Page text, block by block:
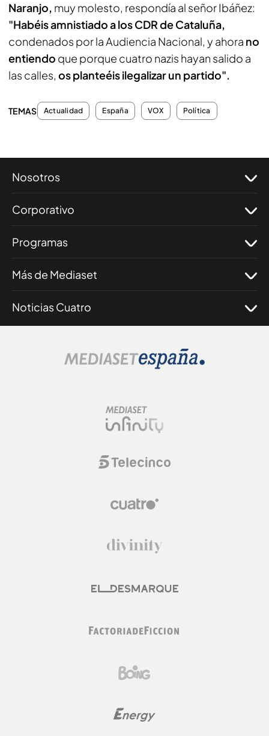
Naranjo, muy molesto, respondía al señor Ibáñez:
"Habéis amnistiado a los CDR de Cataluña,
condenados por la Audiencia Nacional, y ahora no
entiendo que porque cuatro nazis hayan salido a
las calles, os planteéis ilegalizar un partido".
TEMAS Actualidad España VOX Política
Nosotros
Corporativo
Programas
Más de Mediaset
Noticias Cuatro